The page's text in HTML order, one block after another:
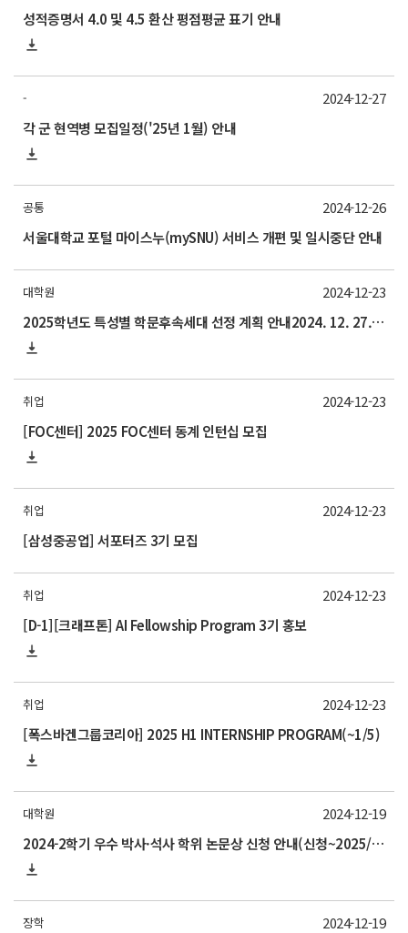
성적증명서 4.0 및 4.5 환산 평점평균 표기 안내
-
각 군 현역병 모집일정('25년 1월) 안내
2024-12-27
공통
서울대학교 포털 마이스누(mySNU) 서비스 개편 및 일시중단 안내
2024-12-26
대학원
2025학년도 특성별 학문후속세대 선정 계획 안내2024. 12. 27.(금) 15:00까지(기한 엄수)
2024-12-23
취업
[FOC센터] 2025 FOC센터 동계 인턴십 모집
2024-12-23
취업
[삼성중공업] 서포터즈 3기 모집
2024-12-23
취업
[D-1][크래프톤] AI Fellowship Program 3기 홍보
2024-12-23
취업
[폭스바겐그룹코리아] 2025 H1 INTERNSHIP PROGRAM(~1/5)
2024-12-23
대학원
2024-2학기 우수 박사·석사 학위 논문상 신청 안내(신청~2025/1/17)
2024-12-19
장학 2024-12-19